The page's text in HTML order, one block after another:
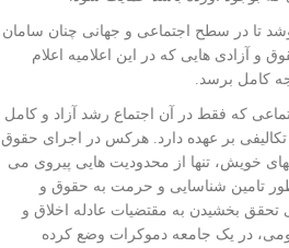
تا در سطح اجتماعی و جهانی چنان سامان
آزادی هایی که در این اعلامیه اعلام
کامل برسد.
که فقط در آن اجتماع رشد آزاد و کامل
بر عهده دارد. هرکس در اجرای حقوق
خویش، تنها از محدودیت هایی پیروی می
تامین شناسایی و حرمت به حقوق و
تحقق بخشیدن به مقتضیات عادله اخلاق و
در یک جامعه دموکرات وضع کرده